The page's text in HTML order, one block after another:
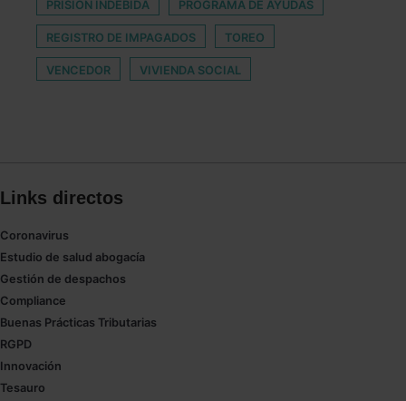
PRISIÓN INDEBIDA PROGRAMA DE AYUDAS
REGISTRO DE IMPAGADOS TOREO
VENCEDOR VIVIENDA SOCIAL
Links directos
Coronavirus
Estudio de salud abogacía
Gestión de despachos
Compliance
Buenas Prácticas Tributarias
RGPD
Innovación
Tesauro